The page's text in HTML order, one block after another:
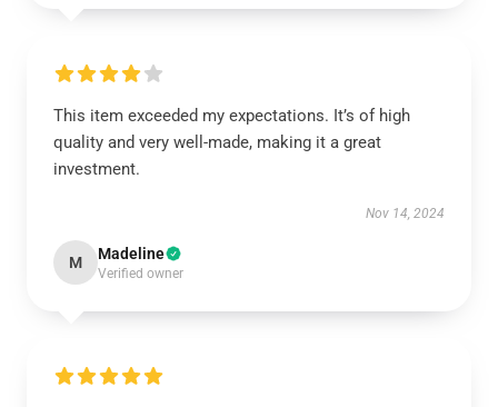
This item exceeded my expectations. It’s of high
quality and very well-made, making it a great
investment.
Nov 14, 2024
M Madeline
Verified owner